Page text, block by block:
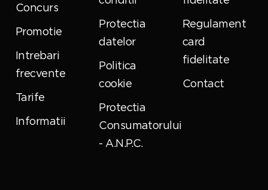
Concurs
Promotie
Intrebari
frecvente
Tarife
Informatii
Protectia
datelor
Politica
cookie
Protectia
Consumatorului
- A.N.P.C.
Regulament
card
fidelitate
Contact